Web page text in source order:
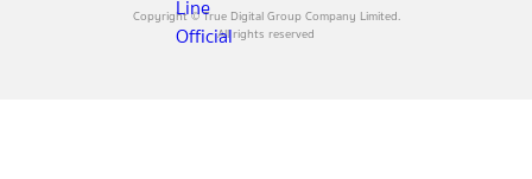
Copyright © True Digital Group Company Limited.
All rights reserved